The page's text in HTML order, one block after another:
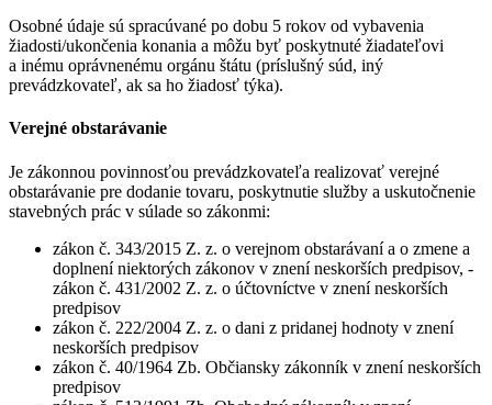
Osobné údaje sú spracúvané po dobu 5 rokov od vybavenia
žiadosti/ukončenia konania a môžu byť poskytnuté žiadateľovi
a inému oprávnenému orgánu štátu (príslušný súd, iný
prevádzkovateľ, ak sa ho žiadosť týka).
Verejné obstarávanie
Je zákonnou povinnosťou prevádzkovateľa realizovať verejné
obstarávanie pre dodanie tovaru, poskytnutie služby a uskutočnenie
stavebných prác v súlade so zákonmi:
zákon č. 343/2015 Z. z. o verejnom obstarávaní a o zmene a
doplnení niektorých zákonov v znení neskorších predpisov, -
zákon č. 431/2002 Z. z. o účtovníctve v znení neskorších
predpisov
zákon č. 222/2004 Z. z. o dani z pridanej hodnoty v znení
neskorších predpisov
zákon č. 40/1964 Zb. Občiansky zákonník v znení neskorších
predpisov